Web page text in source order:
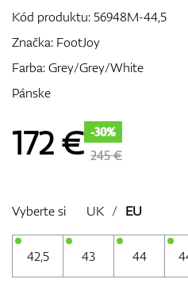
GPS/
Darčekové
Kód produktu:56948M-44,5
Značka: FootJoy
Farba: Grey/Grey/White
Pánske
172€ -30%
245 €
Vyberte si UK / EU
42,5 43 44